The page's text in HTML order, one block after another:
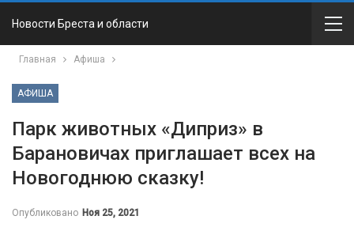
Новости Бреста и области
Главная Афиша
АФИША
Парк животных «Диприз» в
Барановичах приглашает всех на
Новогоднюю сказку!
Опубликовано Ноя 25, 2021